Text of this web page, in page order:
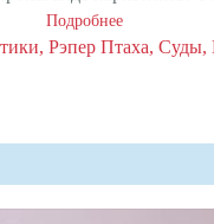
Подробнее
Рэпер Птаха Суды